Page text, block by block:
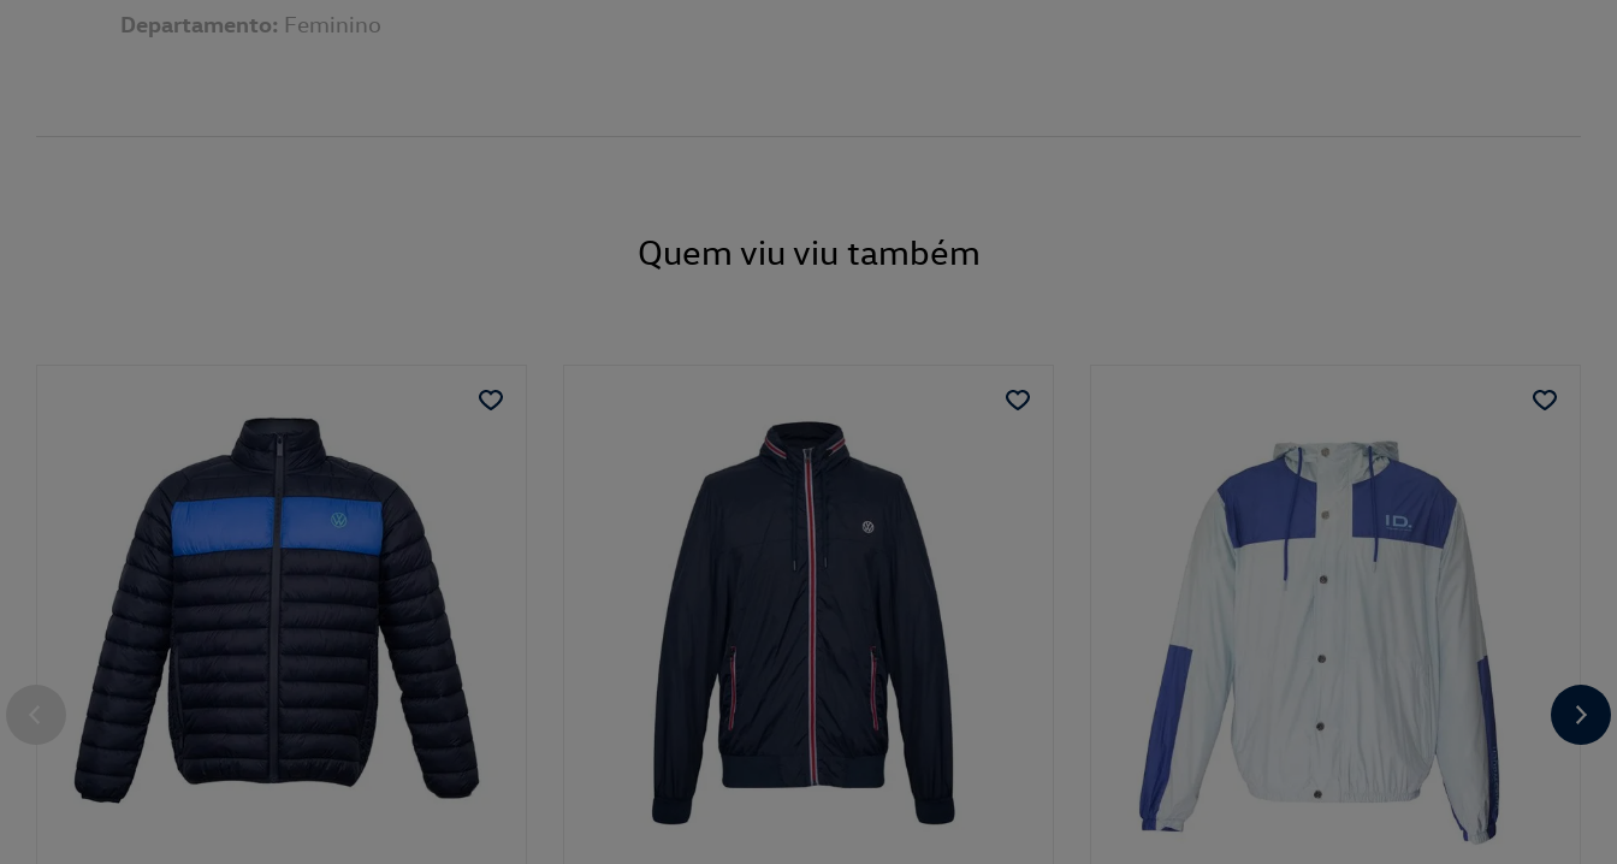
Departamento Feminino
Quem viu viu também